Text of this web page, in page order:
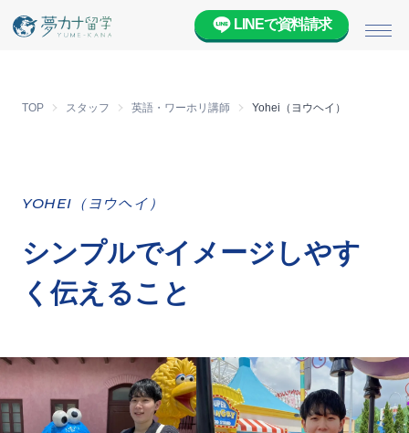
メ
LINEで資料請求
TOP スタッフ 英語・ワーホリ講師 Yohei（ヨウヘイ）
YOHEI（ヨウヘイ）
シンプルでイメージしやす
く伝えること